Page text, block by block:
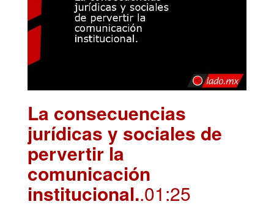
La consecuencias
jurídicas y sociales de
pervertir la
comunicación
institucional..01:25